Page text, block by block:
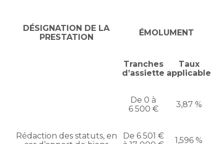
DÉSIGNATION DE LA
PRESTATION
ÉMOLUMENT
Rédaction des statuts, en
Tranches
d’assiette
Taux
applicable
De 0 à
6 500 €
3,87 %
De 6 501 €
1,596 %